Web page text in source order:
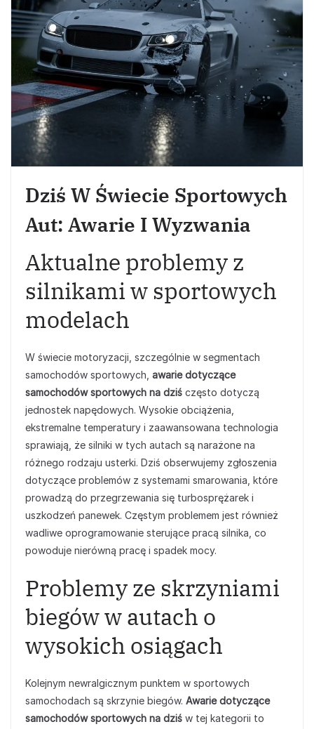
Dziś W Świecie Sportowych
Aut: Awarie I Wyzwania
Aktualne problemy z
silnikami w sportowych
modelach
W świecie motoryzacji, szczególnie w segmentach
samochodów sportowych, awarie dotyczące
samochodów sportowych na dziś często dotyczą
jednostek napędowych. Wysokie obciążenia,
ekstremalne temperatury i zaawansowana technologia
sprawiają, że silniki w tych autach są narażone na
różnego rodzaju usterki. Dziś obserwujemy zgłoszenia
dotyczące problemów z systemami smarowania, które
prowadzą do przegrzewania się turbosprężarek i
uszkodzeń panewek. Częstym problemem jest również
wadliwe oprogramowanie sterujące pracą silnika, co
powoduje nierówną pracę i spadek mocy.
Problemy ze skrzyniami
biegów w autach o
wysokich osiągach
Kolejnym newralgicznym punktem w sportowych
samochodach są skrzynie biegów. Awarie dotyczące
samochodów sportowych na dziś w tej kategorii to